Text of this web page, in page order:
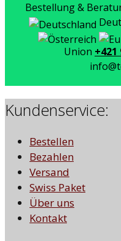
Bestellung &
Union +421
Kundenservice:
Bestellen
Bezahlen
Versand
Swiss Paket
Über uns
Kontakt